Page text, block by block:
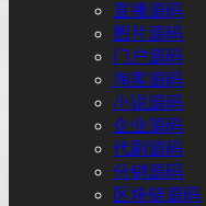
直播源码
图片源码
门户源码
淘客源码
小说源码
企业源码
代刷源码
分销源码
区块链源码